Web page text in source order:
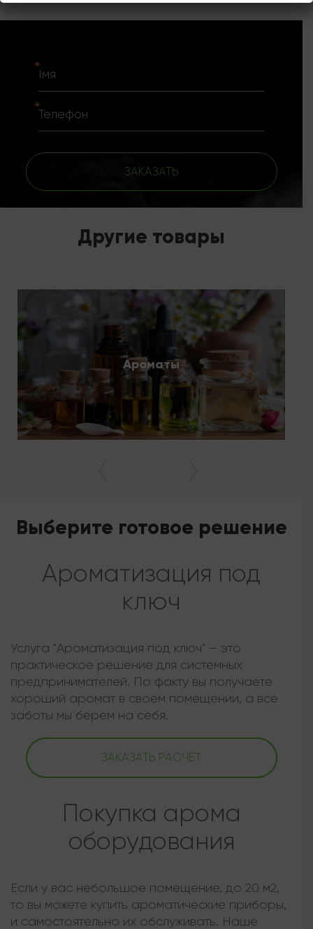
ЗАКАЗАТЬ
Другие товары
Ароматы
Выберите готовое решение
Ароматизация под
ключ
Услуга "Ароматизация под ключ" – это
практическое решение для системных
предпринимателей. По факту вы получаете
хороший аромат в своем помещении, а все
заботы мы берем на себя.
ЗАКАЗАТЬ РАСЧЕТ
Покупка арома
оборудования
Если у вас небольшое помещение, до 20 м2,
то вы можете купить ароматические приборы,
и самостоятельно их обслуживать. Наше